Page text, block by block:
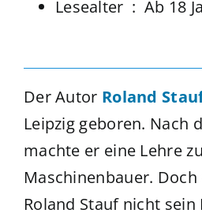
Lesealter ‏ : ‎Ab 18
Der Autor Roland
Leipzig geboren. Nach
machte er eine Lehre
Maschinenbauer.
Roland Stauf nicht sein